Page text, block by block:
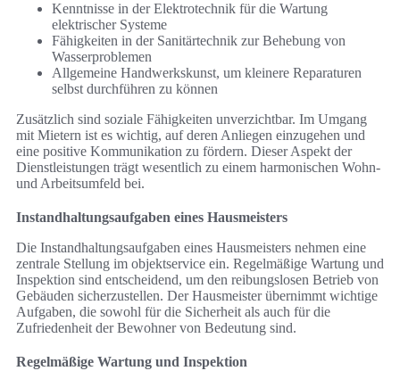
Kenntnisse in der Elektrotechnik für die Wartung
elektrischer Systeme
Fähigkeiten in der Sanitärtechnik zur Behebung von
Wasserproblemen
Allgemeine Handwerkskunst, um kleinere Reparaturen
selbst durchführen zu können
Zusätzlich sind soziale Fähigkeiten unverzichtbar. Im Umgang
mit Mietern ist es wichtig, auf deren Anliegen einzugehen und
eine positive Kommunikation zu fördern. Dieser Aspekt der
Dienstleistungen trägt wesentlich zu einem harmonischen Wohn-
und Arbeitsumfeld bei.
Instandhaltungsaufgaben eines Hausmeisters
Die Instandhaltungsaufgaben eines Hausmeisters nehmen eine
zentrale Stellung im objektservice ein. Regelmäßige Wartung und
Inspektion sind entscheidend, um den reibungslosen Betrieb von
Gebäuden sicherzustellen. Der Hausmeister übernimmt wichtige
Aufgaben, die sowohl für die Sicherheit als auch für die
Zufriedenheit der Bewohner von Bedeutung sind.
Regelmäßige Wartung und Inspektion